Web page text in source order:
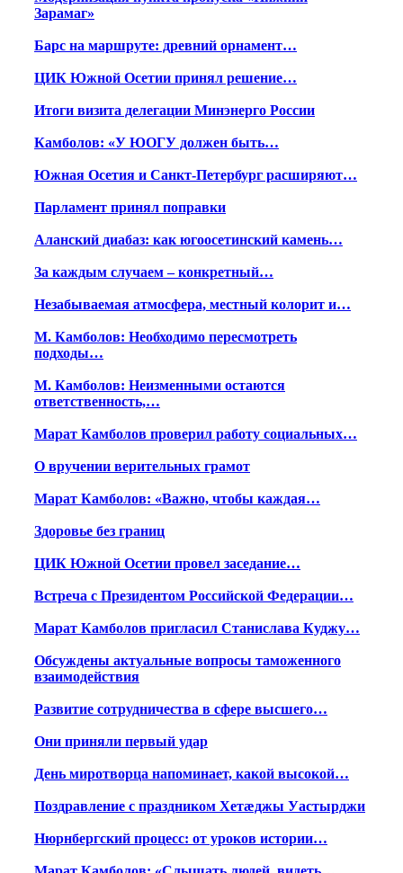
Зарамаг»
Барс на маршруте: древний орнамент…
ЦИК Южной Осетии принял решение…
Итоги визита делегации Минэнерго России
Камболов: «У ЮОГУ должен быть…
Южная Осетия и Санкт-Петербург расширяют…
Парламент принял поправки
Аланский диабаз: как югоосетинский камень…
За каждым случаем – конкретный…
Незабываемая атмосфера, местный колорит и…
М. Камболов: Необходимо пересмотреть
подходы…
М. Камболов: Неизменными остаются
ответственность,…
Марат Камболов проверил работу социальных…
О вручении верительных грамот
Марат Камболов: «Важно, чтобы каждая…
Здоровье без границ
ЦИК Южной Осетии провел заседание…
Встреча с Президентом Российской Федерации…
Марат Камболов пригласил Станислава Куджу…
Обсуждены актуальные вопросы таможенного
взаимодействия
Развитие сотрудничества в сфере высшего…
Они приняли первый удар
День миротворца напоминает, какой высокой…
Поздравление с праздником Хетæджы Уастырджи
Нюрнбергский процесс: от уроков истории…